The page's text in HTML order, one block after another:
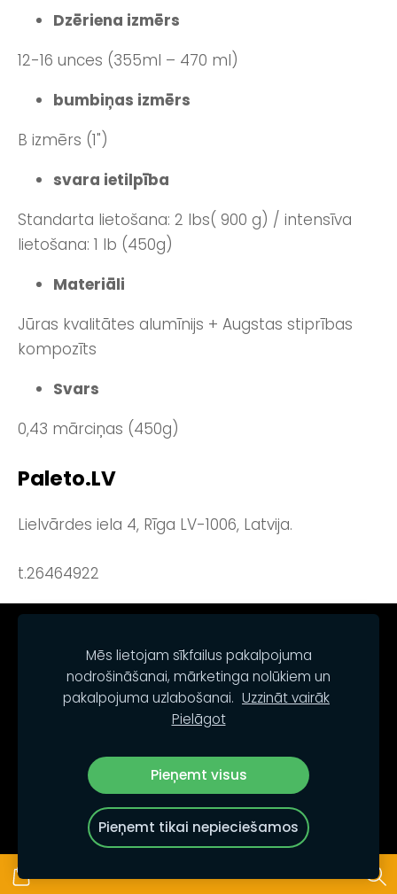
Paleto.LV
Lielvārdes iela 4, Rīga LV-1006, Latvija.
t.26464922
Dzēriena izmērs
12-16 unces (355ml – 470 ml)
bumbiņas izmērs
B izmērs (1")
svara ietilpība
Standarta lietošana: 2 lbs( 900 g) / intensīva
lietošana: 1 lb (450g)
Materiāli
Jūras kvalitātes alumīnijs + Augstas stiprības
kompozīts
Svars
0,43 mārciņas (450g)
© PALETO.LV
Mēs lietojam sīkfailus pakalpojuma
nodrošināšanai, mārketinga nolūkiem un
pakalpojuma uzlabošanai. Uzzināt vairāk
Pielāgot
Pieņemt visus
Pieņemt tikai nepieciešamos